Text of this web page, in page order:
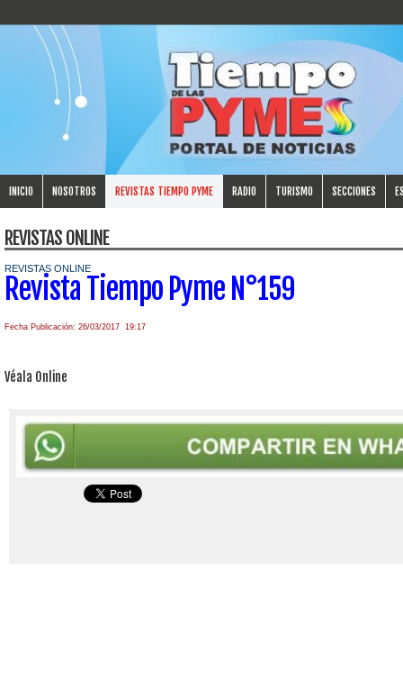
INICIO NOSOTROS REVISTAS TIEMPO PYME RADIO TURISMO SECCIONES
REVISTAS ONLINE
REVISTAS ONLINE
Revista Tiempo Pyme N°159
Fecha Publicación: 26/03/2017 19:17
Véala Online